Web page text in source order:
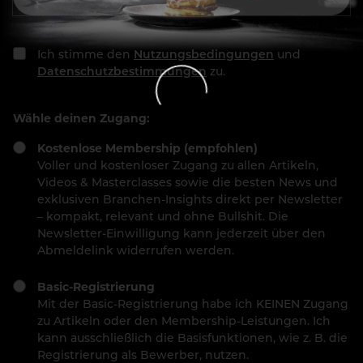
Ich stimme den Nutzungsbedingungen und
Datenschutzbestimmungen zu.
Wähle deinen Zugang:
Kostenlose Membership (empfohlen)
Voller und kostenloser Zugang zu allen Artikeln,
Videos & Masterclasses sowie die besten News und
exklusiven Branchen-Insights direkt per Newsletter
– kompakt, relevant und ohne Bullshit. Die
Newsletter-Einwilligung kann jederzeit über den
Abmeldelink widerrufen werden.
Basic-Registrierung
Mit der Basic-Registrierung habe ich KEINEN Zugang
zu Artikeln oder den Membership-Leistungen. Ich
kann ausschließlich die Basisfunktionen, wie z. B. die
Registrierung als Bewerber, nutzen.